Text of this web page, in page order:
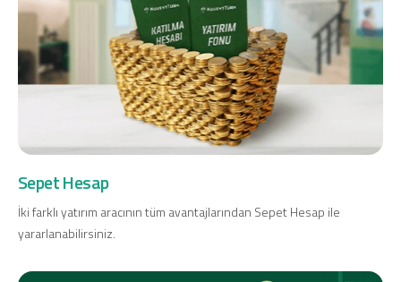
Sepet Hesap
İki farklı yatırım aracının tüm avantajlarından Sepet Hesap ile
yararlanabilirsiniz.